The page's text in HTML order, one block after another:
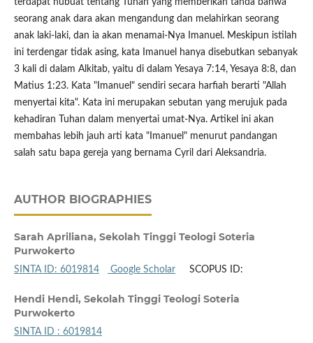
terdapat nubuat tentang Tuhan yang memberikan tanda bahwa
seorang anak dara akan mengandung dan melahirkan seorang
anak laki-laki, dan ia akan menamai-Nya Imanuel. Meskipun istilah
ini terdengar tidak asing, kata Imanuel hanya disebutkan sebanyak
3 kali di dalam Alkitab, yaitu di dalam Yesaya 7:14, Yesaya 8:8, dan
Matius 1:23. Kata "Imanuel" sendiri secara harfiah berarti "Allah
menyertai kita". Kata ini merupakan sebutan yang merujuk pada
kehadiran Tuhan dalam menyertai umat-Nya. Artikel ini akan
membahas lebih jauh arti kata "Imanuel" menurut pandangan
salah satu bapa gereja yang bernama Cyril dari Aleksandria.
AUTHOR BIOGRAPHIES
Sarah Apriliana, Sekolah Tinggi Teologi Soteria
Purwokerto
SINTA ID: 6019814 Google ScholarSCOPUS ID:
Hendi Hendi, Sekolah Tinggi Teologi Soteria
Purwokerto
SINTA ID : 6019814